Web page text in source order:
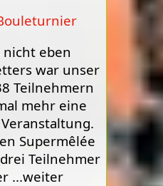
nicht eben
war unser
Teilnehmern
mehr eine
Supermêlée
Teilnehmer
...weiter